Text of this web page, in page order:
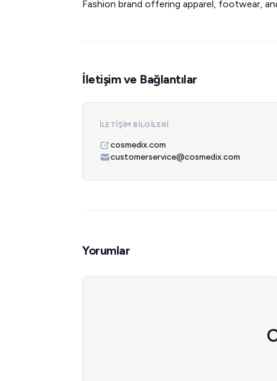
Fashion brand offering apparel, footwear,
İletişim ve Bağlantılar
İLETIŞIM BILGILERI
cosmedix.com
customerservice@cosmedix.com
Yorumlar